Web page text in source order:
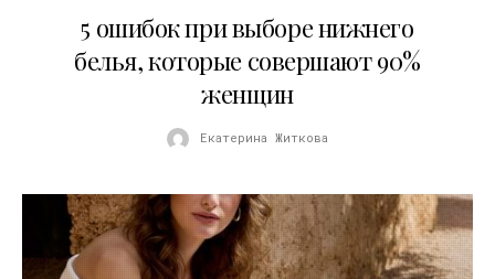
5 ошибок при выборе нижнего
белья, которые совершают 90%
женщин
Екатерина Житкова